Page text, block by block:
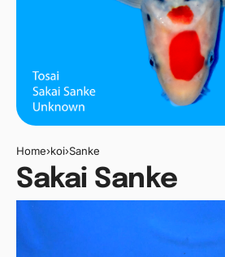
Home›koi›Sanke
Sakai Sanke
Videospeler